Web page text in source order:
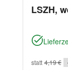
LSZH,
statt 4,19 €